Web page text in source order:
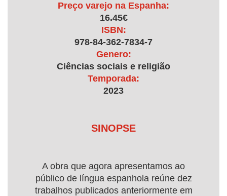
Preço varejo na Espanha:
16.45€
ISBN:
978-84-362-7834-7
Genero:
Ciências sociais e religião
Temporada:
2023
SINOPSE
A obra que agora apresentamos ao
público de língua espanhola reúne dez
trabalhos publicados anteriormente em